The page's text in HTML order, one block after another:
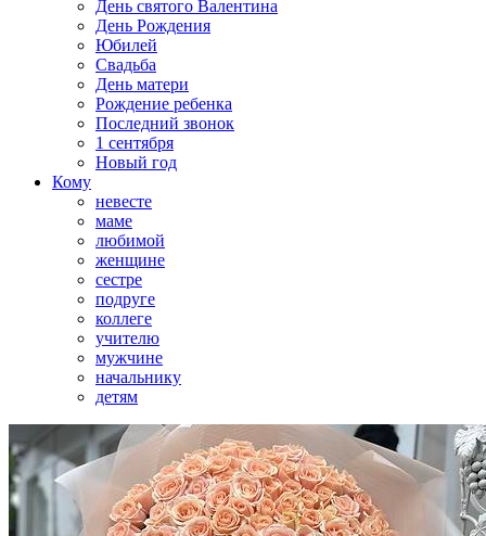
День святого Валентина
День Рождения
Юбилей
Свадьба
День матери
Рождение ребенка
Последний звонок
1 сентября
Новый год
Кому
невесте
маме
любимой
женщине
сестре
подруге
коллеге
учителю
мужчине
начальнику
детям